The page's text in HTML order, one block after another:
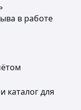
в работе
каталог для